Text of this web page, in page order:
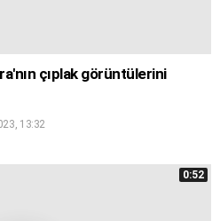
çıplak görüntülerini
13:32
0:52